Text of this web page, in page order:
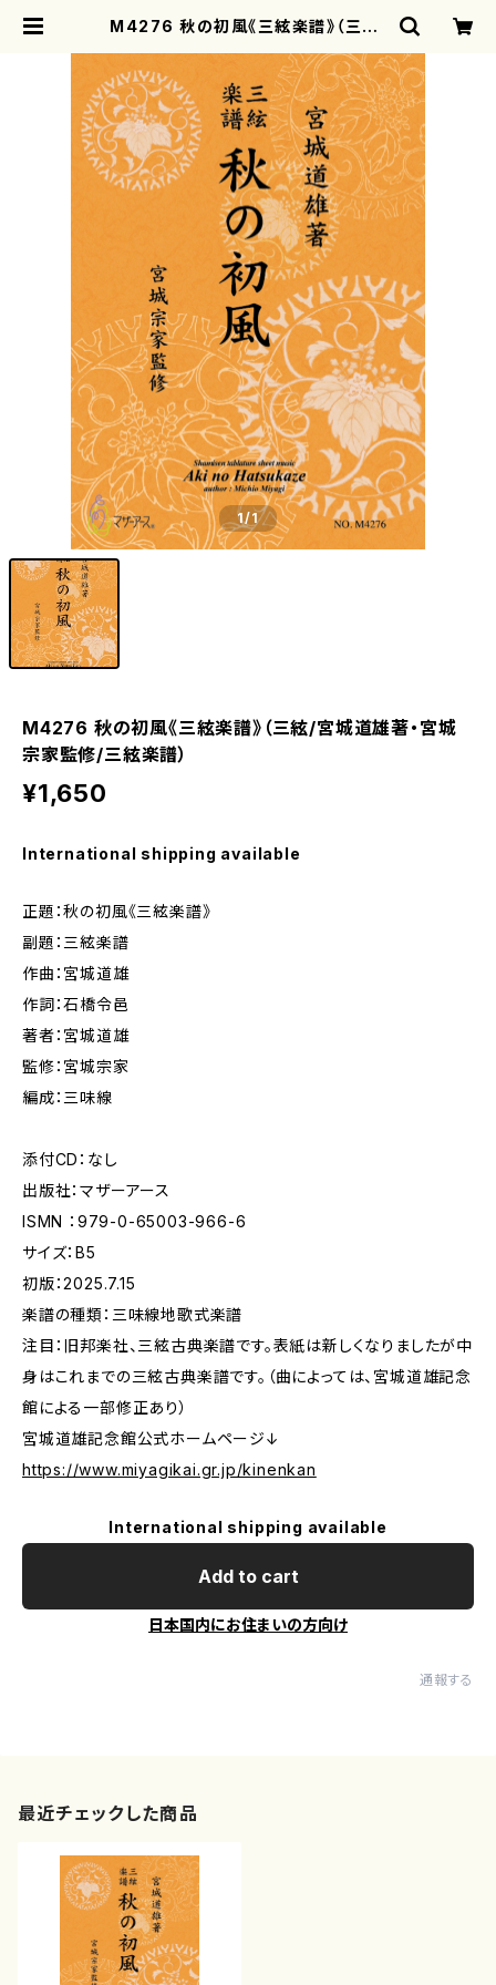
M4276 秋の初風《三絃楽譜》（三絃/
| motherearth
1/1
M4276 秋の初風《三絃楽譜》（三絃/宮城道雄著・宮城
宗家監修/三絃楽譜）
¥1,650
International shipping available
正題：秋の初風《三絃楽譜》
副題：三絃楽譜
作曲：宮城道雄
作詞：石橋令邑
著者：宮城道雄
監修：宮城宗家
編成：三味線
添付CD：なし
出版社：マザーアース
ISMN ：979-0-65003-966-6
サイズ：B5
初版：2025.7.15
楽譜の種類：三味線地歌式楽譜
注目：旧邦楽社、三絃古典楽譜です。表紙は新しくなりましたが中
身はこれまでの三絃古典楽譜です。（曲によっては、宮城道雄記念
館による一部修正あり）
宮城道雄記念館公式ホームページ↓
https://www.miyagikai.gr.jp/kinenkan
International shipping available
Add to cart
日本国内にお住まいの方向け
通報する
最近チェックした商品